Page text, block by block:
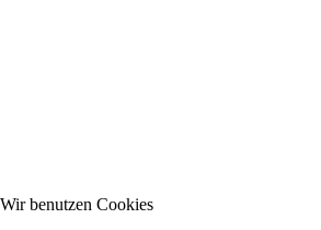
Wir benutzen Cookies